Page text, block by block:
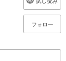
フォロー